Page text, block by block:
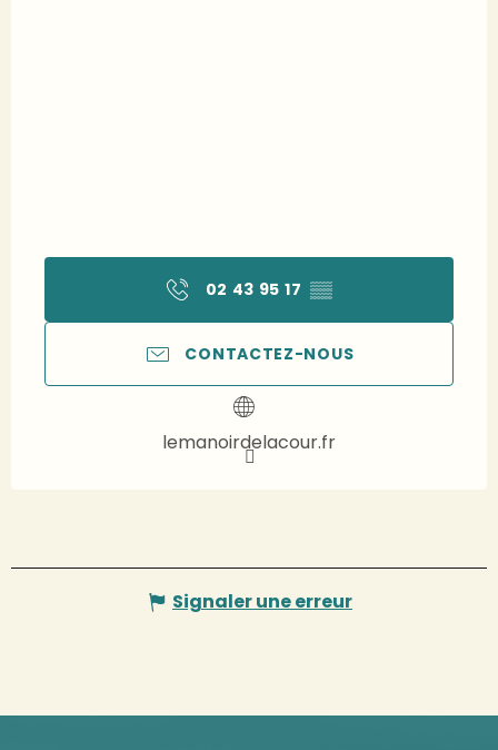
02 43 95 17 ▒▒
CONTACTEZ-NOUS
lemanoirdelacour.fr
Signaler une erreur